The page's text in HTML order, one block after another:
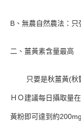
B、無農自然農法：只
二、薑黃素含量最高
只要是秋薑黃(秋鬱
ＨＯ建議每日攝取量
黃粉即可達到約